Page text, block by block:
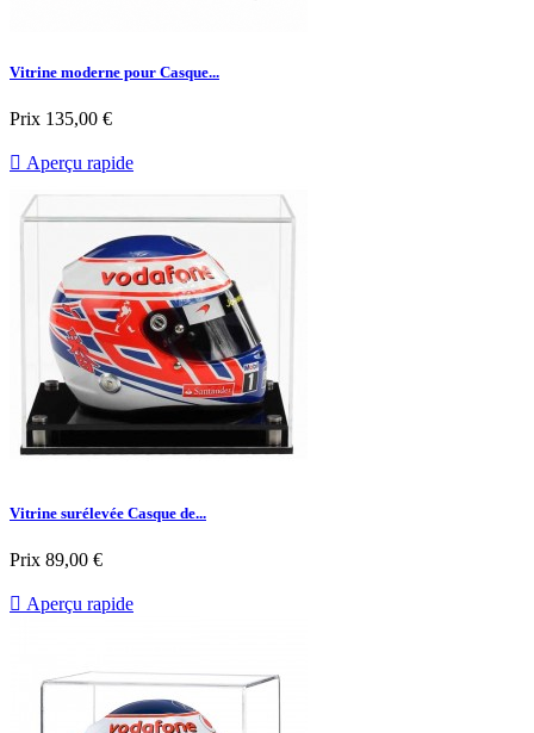
Vitrine moderne pour Casque...
Prix 135,00 €
 Aperçu rapide
Vitrine surélevée Casque de...
Prix 89,00 €
 Aperçu rapide